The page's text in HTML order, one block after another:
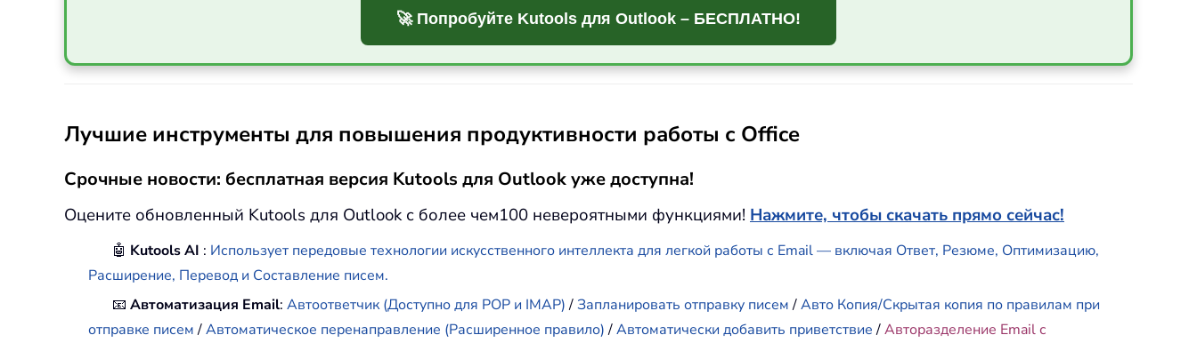
🚀 Попробуйте Kutools для Outlook – БЕСПЛАТНО!
Лучшие инструменты для повышения продуктивности работы с Office
Срочные новости: бесплатная версия Kutools для Outlook уже доступна!
Оцените обновленный Kutools для Outlook с более чем100 невероятными функциями! Нажмите, чтобы скачать прямо сейчас!
🤖 Kutools AI : Использует передовые технологии искусственного интеллекта для легкой работы с Email — включая Ответ, Резюме, Оптимизацию,
Расширение, Перевод и Составление писем.
📧Автоматизация Email:Автоответчик (Доступно для POP и IMAP)/Запланировать отправку писем/Авто Копия/Скрытая копия по правилам при
отправке писем/Автоматическое перенаправление (Расширенное правило)/Автоматически добавить приветствие/Авторазделение Email с